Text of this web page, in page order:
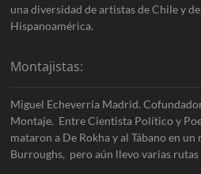
una diversidad de artistas de Chile y
Hispanoamérica.
Montajistas:
Miguel Echeverría Madrid.
Montaje. Entre Cientista Político y
mataron a De Rokha y al Tábano en
Burroughs, pero aún llevo varias rutas